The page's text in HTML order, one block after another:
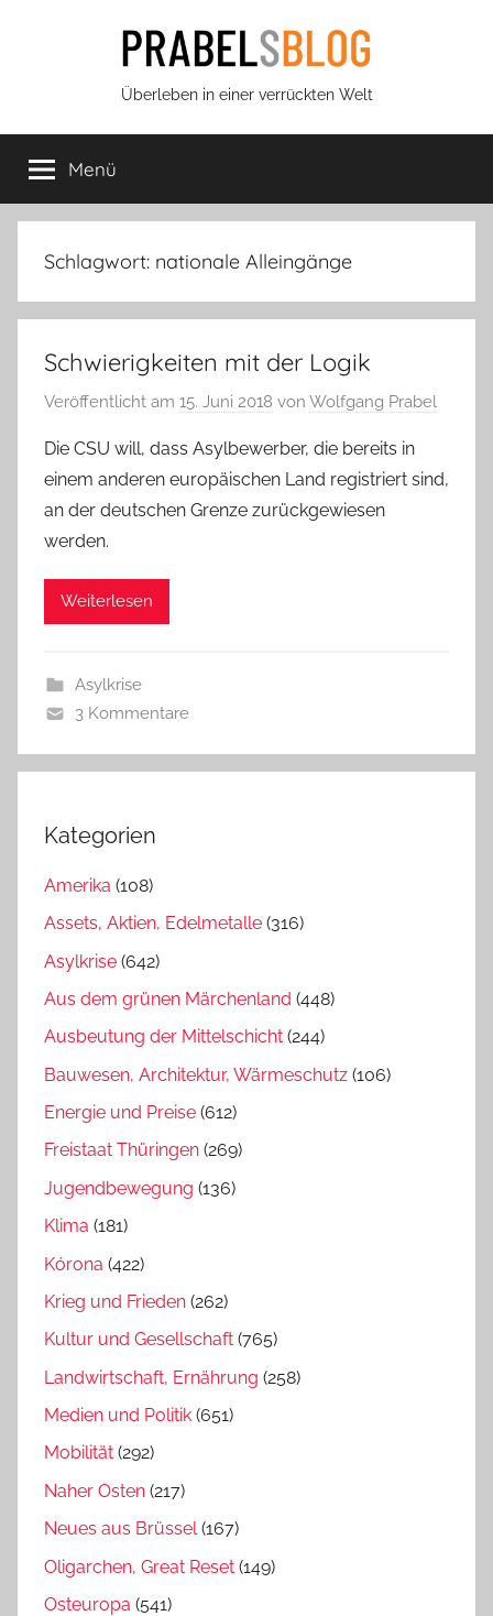
Prabels
Blog
Überleben in einer verrückten Welt
Menü
Schlagwort: nationale Alleingänge
Schwierigkeiten mit der Logik
Veröffentlicht am 15. Juni 2018 von Wolfgang Prabel
Die CSU will, dass Asylbewerber, die bereits in
einem anderen europäischen Land registriert sind,
an der deutschen Grenze zurückgewiesen
werden.
Weiterlesen
Asylkrise
3 Kommentare
Kategorien
Amerika (108)
Assets, Aktien, Edelmetalle (316)
Asylkrise (642)
Aus dem grünen Märchenland (448)
Ausbeutung der Mittelschicht (244)
Bauwesen, Architektur, Wärmeschutz (106)
Energie und Preise (612)
Freistaat Thüringen (269)
Jugendbewegung (136)
Klima (181)
Kórona (422)
Krieg und Frieden (262)
Kultur und Gesellschaft (765)
Landwirtschaft, Ernährung (258)
Medien und Politik (651)
Mobilität (292)
Naher Osten (217)
Neues aus Brüssel(167)
Oligarchen, Great Reset (149)
Osteuropa (541)